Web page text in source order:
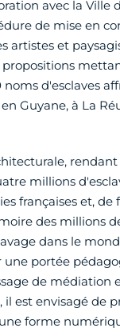
avec la Ville
de mise en
artistes et
d'esclaves
Guyane, à La
millions
françaises et, de
des millions
dans le
portée
de médiation
il est envisagé de
forme